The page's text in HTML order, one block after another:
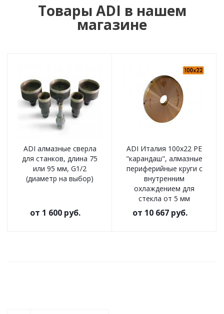
Товары ADI в нашем
магазине
ADI алмазные сверла
для станков, длина 75
или 95 мм, G1/2
(диаметр на выбор)
от 1 600 руб.
ADI Италия 100x22 PE
"карандаш", алмазные
периферийные круги с
внутренним
охлаждением для
стекла от 5 мм
от 10 667 руб.